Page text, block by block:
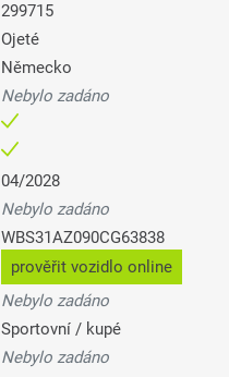
299715
Ojeté
Německo
Nebylo zadáno
04/2028
Nebylo zadáno
WBS31AZ090CG63838
prověřit vozidlo online
Nebylo zadáno
Sportovní / kupé
Nebylo zadáno